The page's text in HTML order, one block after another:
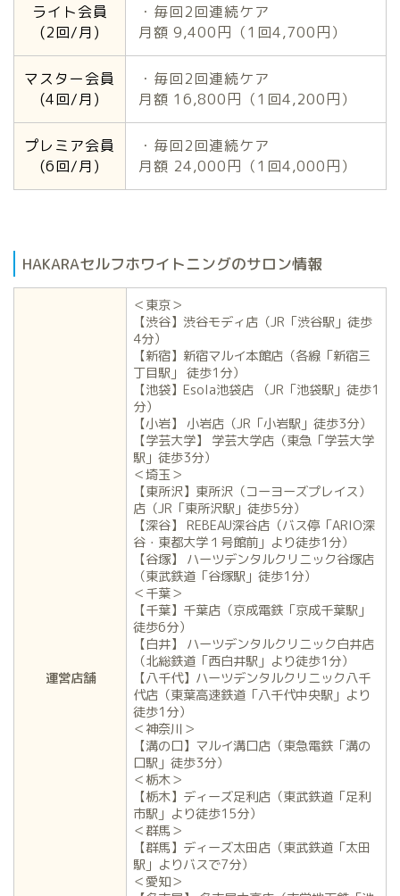
ライト会員
(2回/月)
・毎回2回連続ケア
月額 9,400円（1回4,700円）
マスター会員
(4回/月)
・毎回2回連続ケア
月額 16,800円（1回4,200円）
プレミア会員
(6回/月)
・毎回2回連続ケア
月額 24,000円（1回4,000円）
HAKARAセルフホワイトニングのサロン情報
運営店舗
＜東京＞
【渋谷】渋谷モディ店（JR「渋谷駅」徒歩
4分）
【新宿】新宿マルイ本館店（各線「新宿三
丁目駅」 徒歩1分）
【池袋】Esola池袋店 （JR「池袋駅」徒歩1
分）
【小岩】 小岩店（JR「小岩駅」徒歩3分）
【学芸大学】 学芸大学店（東急「学芸大学
駅」徒歩3分）
＜埼玉＞
【東所沢】東所沢（コーヨーズプレイス）
店（JR「東所沢駅」徒歩5分）
【深谷】 REBEAU深谷店（バス停「ARIO深
谷・東都大学１号館前」より徒歩1分）
【谷塚】 ハーツデンタルクリニック谷塚店
（東武鉄道「谷塚駅」徒歩1分）
＜千葉＞
【千葉】千葉店（京成電鉄「京成千葉駅」
徒歩6分）
【白井】 ハーツデンタルクリニック白井店
（北総鉄道「西白井駅」より徒歩1分）
【八千代】ハーツデンタルクリニック八千
代店（東葉高速鉄道「八千代中央駅」より
徒歩1分）
＜神奈川＞
【溝の口】マルイ溝口店（東急電鉄「溝の
口駅」徒歩3分）
＜栃木＞
【栃木】ディーズ足利店（東武鉄道「足利
市駅」より徒歩15分）
＜群馬＞
【群馬】ディーズ太田店（東武鉄道「太田
駅」よりバスで7分）
＜愛知＞